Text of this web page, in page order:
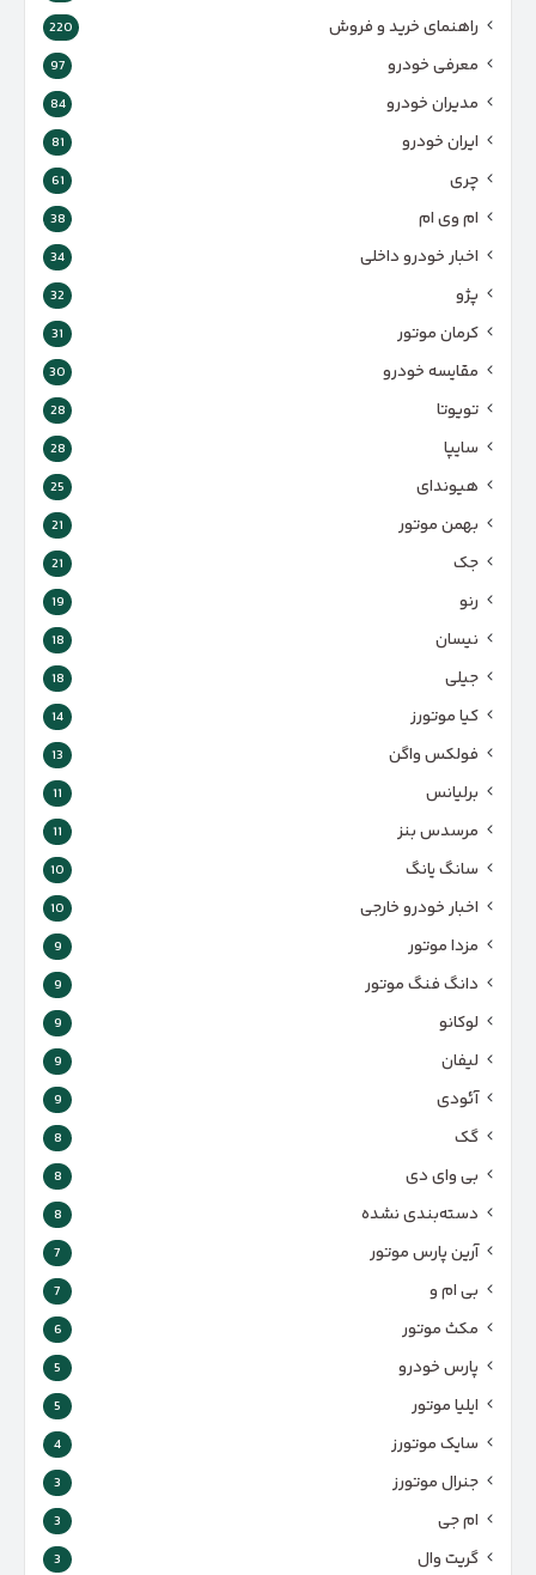
راهنمای خرید و فروش 220
معرفی خودرو 97
مدیران خودرو 84
ایران خودرو 81
چری 61
ام وی ام 38
اخبار خودرو داخلی 34
پژو 32
کرمان موتور 31
مقایسه خودرو 30
تویوتا 28
سایپا 28
هیوندای 25
بهمن موتور 21
جک 21
رنو 19
نیسان 18
جیلی 18
کیا موتورز 14
فولکس واگن 13
برلیانس 11
مرسدس بنز 11
سانگ یانگ 10
اخبار خودرو خارجی 10
مزدا موتور 9
دانگ فنگ موتور 9
لوکانو 9
لیفان 9
آئودی 9
گک 8
بی وای دی 8
دسته‌بندی نشده 8
آرین پارس موتور 7
بی ام و 7
مکث موتور 6
پارس‌ خودرو 5
ایلیا موتور 5
سایک موتورز 4
جنرال موتورز 3
ام جی 3
گریت وال 3